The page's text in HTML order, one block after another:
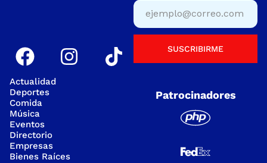
Actualidad
Deportes
Comida
Música
Eventos
Directorio
Empresas
Bienes Raíces
SUSCRIBIRME
Patrocinadores